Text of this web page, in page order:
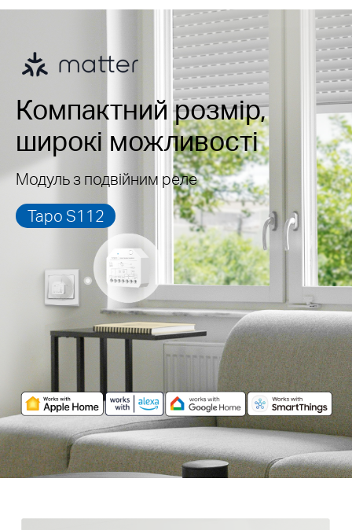
Компактний розмір,
широкі можливості
Модуль з подвійним реле
Tapo S112